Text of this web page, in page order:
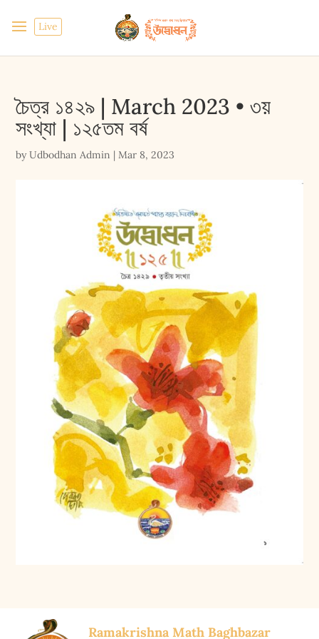
Live
চৈত্র ১৪২৯ | March 2023 • ৩য়
সংখ্যা | ১২৫তম বর্ষ
byUdbodhan Admin |Mar 8, 2023
Ramakrishna Math Baghbazar